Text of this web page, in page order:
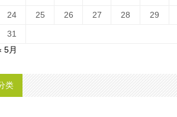
24
25 26 27 28 29
31
5月
类